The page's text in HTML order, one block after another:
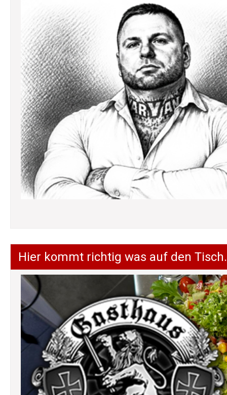
Hier kommt richtig was auf den Tisch.